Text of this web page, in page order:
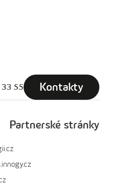
33 55 Kontakty
Partnerské stránky